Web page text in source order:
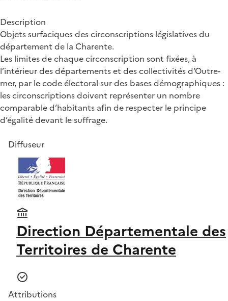
Description
Objets surfaciques des circonscriptions législatives du
département de la Charente.
Les limites de chaque circonscription sont fixées, à
l’intérieur des départements et des collectivités d’Outre-
mer, par le code électoral sur des bases démographiques :
les circonscriptions doivent représenter un nombre
comparable d’habitants afin de respecter le principe
d’égalité devant le suffrage.
Diffuseur
Direction Départementale des
Territoires de Charente
Attributions